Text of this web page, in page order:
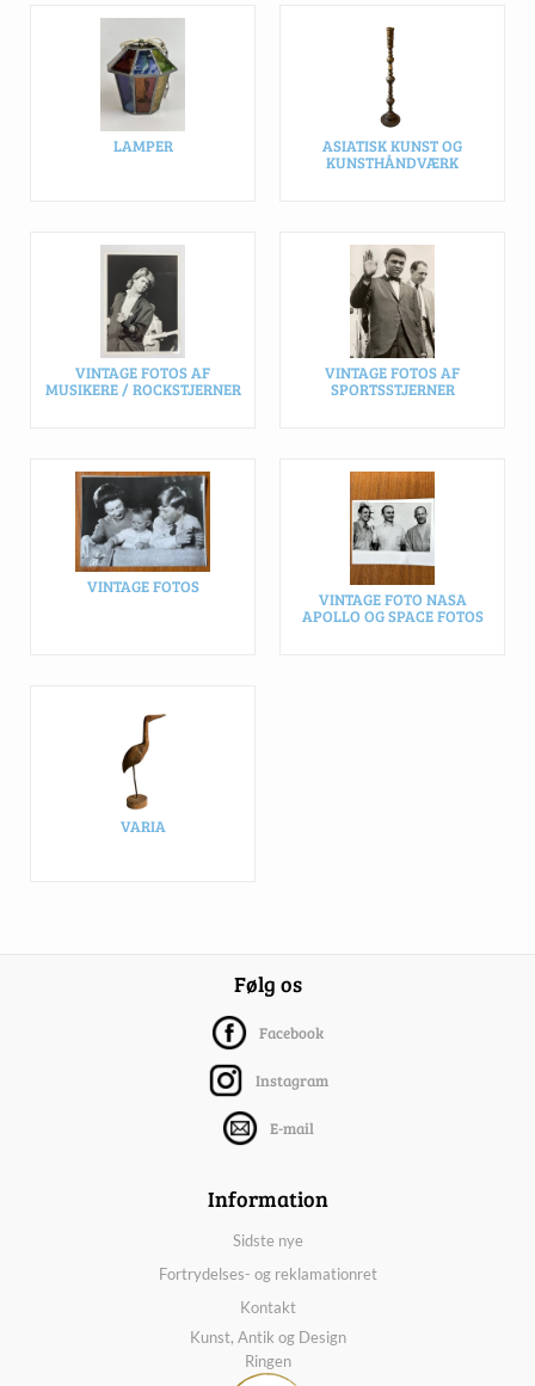
LAMPER ASIATISK KUNST OG
KUNSTHÅNDVÆRK
VINTAGE FOTOS AF
MUSIKERE / ROCKSTJERNER
VINTAGE FOTOS AF
SPORTSSTJERNER
VINTAGE FOTOS
VINTAGE FOTO NASA
APOLLO OG SPACE FOTOS
VARIA
Følg os
Facebook
Instagram
E-mail
Information
Sidste nye
Fortrydelses- og reklamationret
Kontakt
Kunst, Antik og Design
Ringen